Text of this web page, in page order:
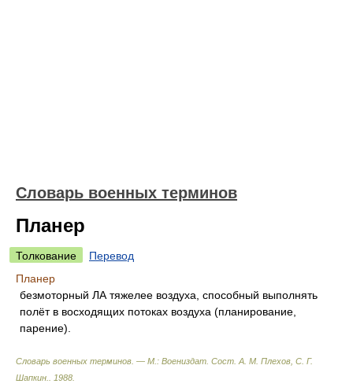
Словарь военных терминов
Планер
Толкование
Перевод
Планер
безмоторный ЛА тяжелее воздуха, способный выполнять
полёт в восходящих потоках воздуха (планирование,
парение).
Словарь военных терминов. — М.: Воениздат Сост. А. М. Плехов, С. Г.
Шапкин.
1988